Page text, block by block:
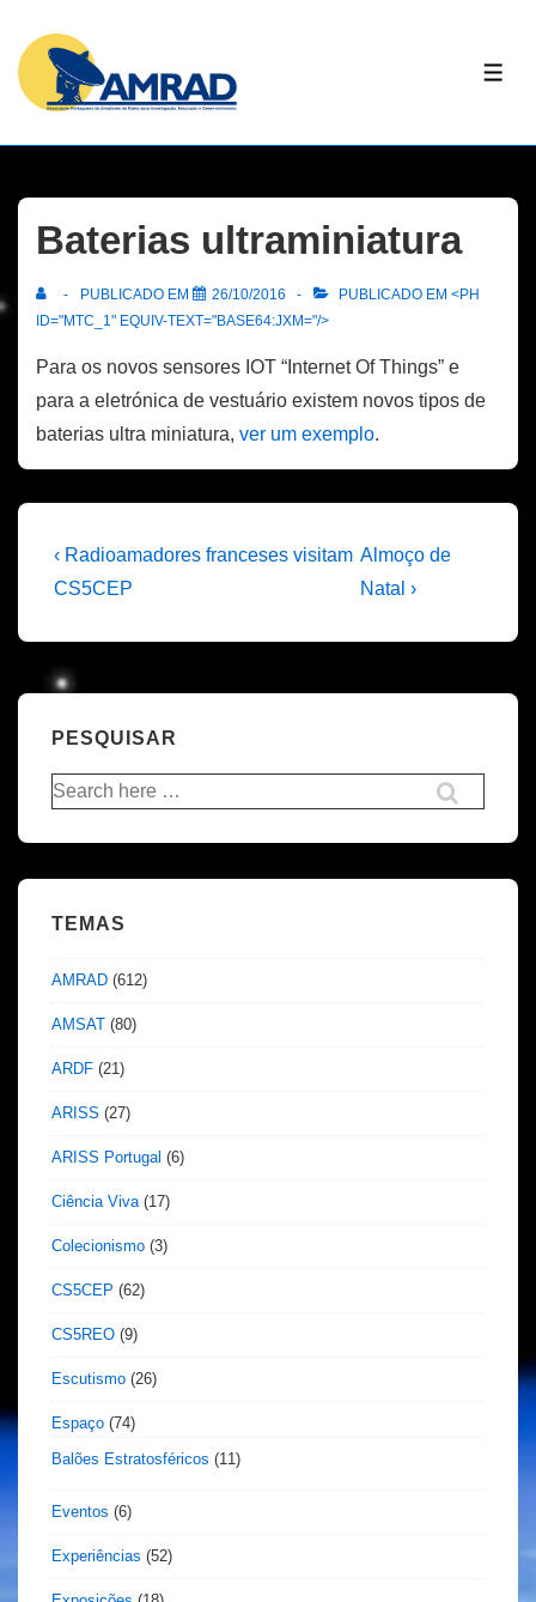
Skip
Content
Baterias ultraminiatura
PUBLICADO EM 26/10/2016
PUBLICADO EM <PH
ID="MTC_1" EQUIV-TEXT="BASE64:JXM="/>
Para os novos sensores IOT “Internet Of Things” e
para a eletrónica de vestuário existem novos tipos de
baterias ultra miniatura, ver um exemplo.
Navegação
de
artigos
Previous
Post
‹ Radioamadores franceses visitam
CS5CEP
Next
Post
Almoço de
Natal ›
PESQUISAR
Pesquisar
por:
TEMAS
AMRAD (612)
AMSAT (80)
ARDF (21)
ARISS (27)
ARISS Portugal (6)
Ciência Viva(17)
Colecionismo (3)
CS5CEP (62)
CS5REO (9)
Escutismo (26)
Espaço (74)
Balões Estratosféricos (11)
Eventos (6)
Experiências (52)